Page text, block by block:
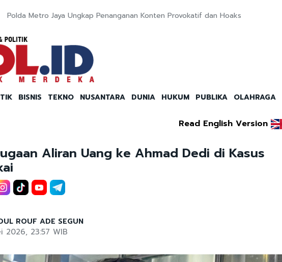
Polda Metro Jaya Ungkap Penanganan Konten Provokatif dan Hoaks
BISNIS TEKNO NUSANTARA DUNIA HUKUM PUBLIKA OLAHRAGA
Read English Version
Aliran Uang ke Ahmad Dedi di Kasus
ROUF ADE SEGUN
2026, 23:57 WIB